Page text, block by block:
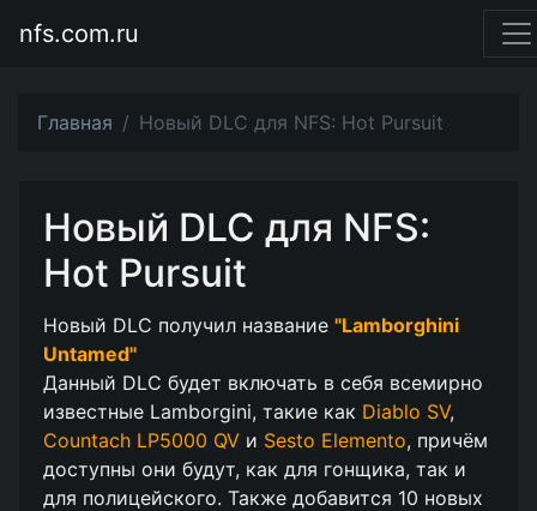
nfs.com.ru
Главная Новый DLC для NFS: Hot Pursuit
Новый DLC для NFS:
Hot Pursuit
Новый DLC получил название "Lamborghini
Untamed"
Данный DLC будет включать в себя всемирно
известные Lamborgini, такие как Diablo SV,
Countach LP5000 QV и Sesto Elemento, причём
доступны они будут, как для гонщика, так и
для полицейского. Также добавится 10 новых